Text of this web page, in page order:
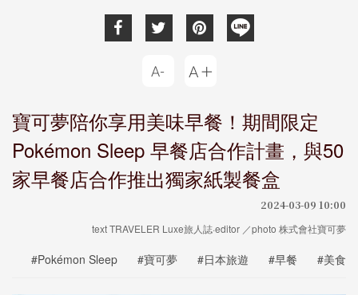
寶可夢陪你享用美味早餐！期間限定
Pokémon Sleep 早餐店合作計畫，與50
家早餐店合作推出獨家紙製餐盒
2024-03-09 10:00
text TRAVELER Luxe旅人誌·editor ／photo 株式會社寶可夢
#Pokémon Sleep #寶可夢 #日本旅遊 #早餐 #美食